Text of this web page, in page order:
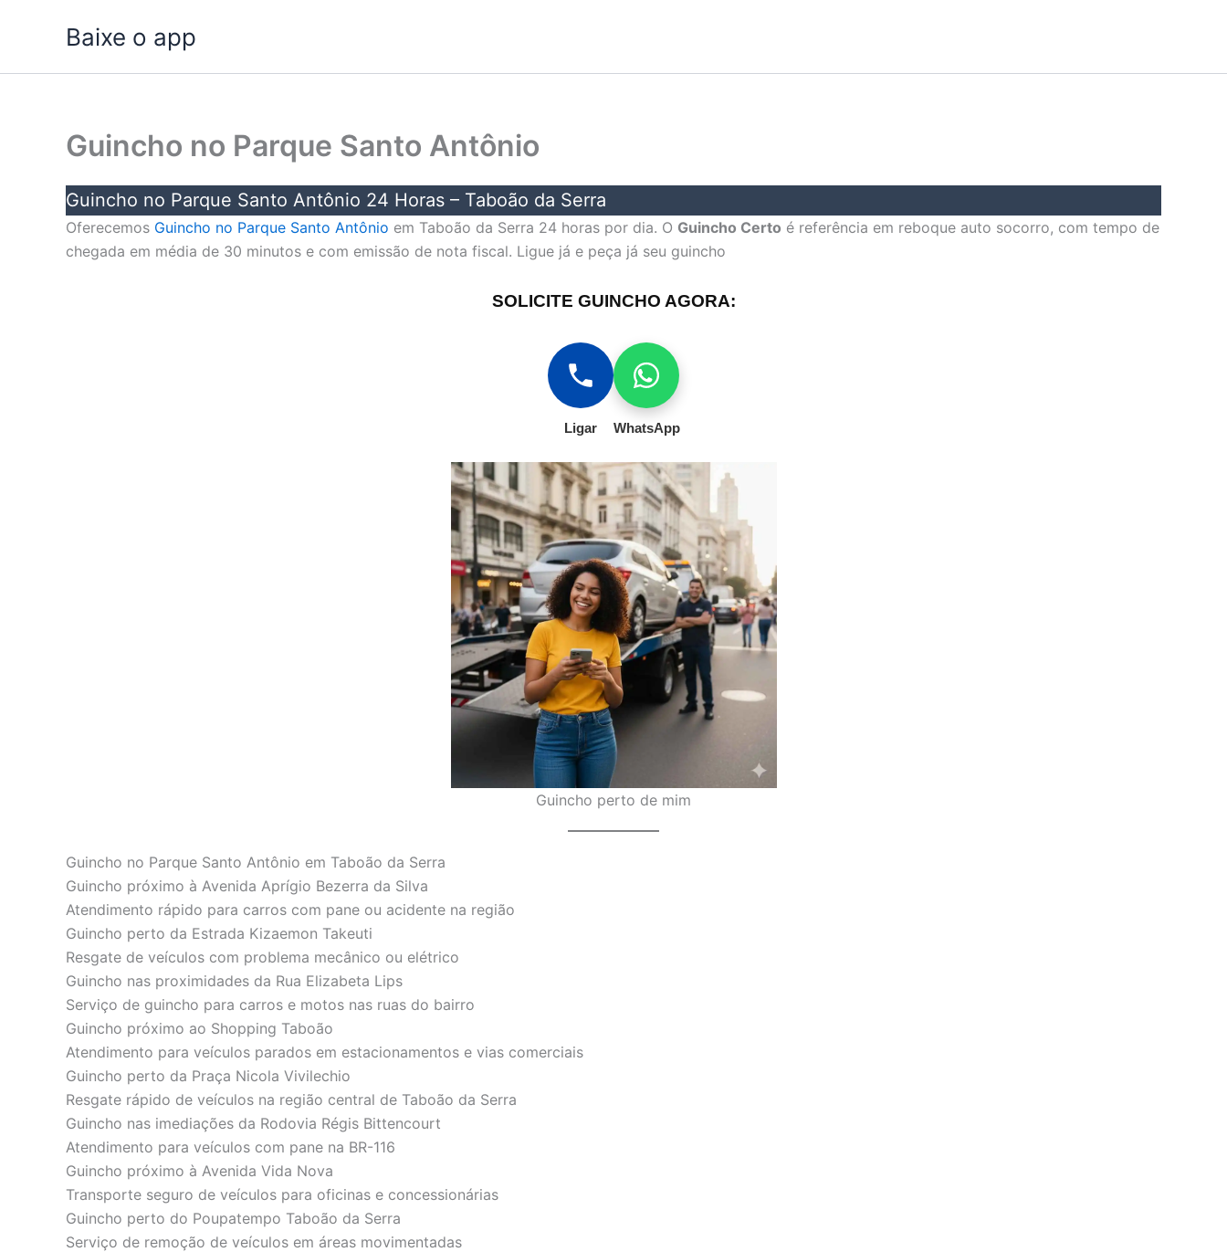
Baixe o app
Guincho no Parque Santo Antônio
Guincho no Parque Santo Antônio 24 Horas – Taboão da Serra
Oferecemos Guincho no Parque Santo Antônio em Taboão da Serra 24 horas por dia. O Guincho Certo é referência em reboque auto socorro, com tempo de
chegada em média de 30 minutos e com emissão de nota fiscal. Ligue já e peça já seu guincho
SOLICITE GUINCHO AGORA:
Ligar WhatsApp
Guincho perto de mim
Guincho no Parque Santo Antônio em Taboão da Serra
Guincho próximo à Avenida Aprígio Bezerra da Silva
Atendimento rápido para carros com pane ou acidente na região
Guincho perto da Estrada Kizaemon Takeuti
Resgate de veículos com problema mecânico ou elétrico
Guincho nas proximidades da Rua Elizabeta Lips
Serviço de guincho para carros e motos nas ruas do bairro
Guincho próximo ao Shopping Taboão
Atendimento para veículos parados em estacionamentos e vias comerciais
Guincho perto da Praça Nicola Vivilechio
Resgate rápido de veículos na região central de Taboão da Serra
Guincho nas imediações da Rodovia Régis Bittencourt
Atendimento para veículos com pane na BR-116
Guincho próximo à Avenida Vida Nova
Transporte seguro de veículos para oficinas e concessionárias
Guincho perto do Poupatempo Taboão da Serra
Serviço de remoção de veículos em áreas movimentadas